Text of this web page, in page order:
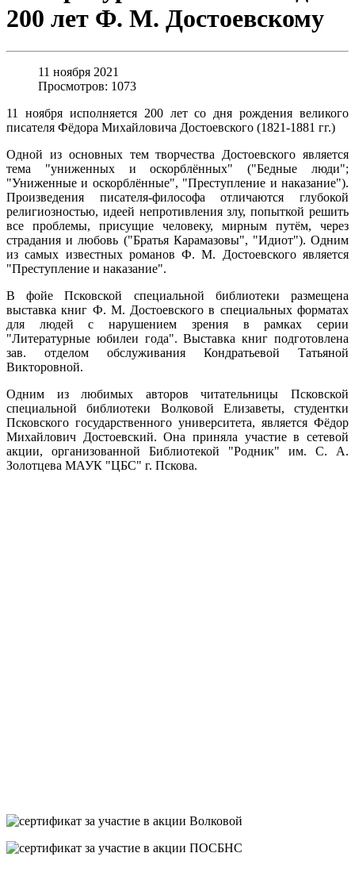
200 лет Ф. М. Достоевскому
11 ноября 2021
Просмотров: 1073
11 ноября исполняется 200 лет со дня рождения великого
писателя Фёдора Михайловича Достоевского (1821-1881 гг.)
Одной из основных тем творчества Достоевского является
тема "униженных и оскорблённых" ("Бедные люди";
"Униженные и оскорблённые", "Преступление и наказание").
Произведения писателя-философа отличаются глубокой
религиозностью, идеей непротивления злу, попыткой решить
все проблемы, присущие человеку, мирным путём, через
страдания и любовь ("Братья Карамазовы", "Идиот"). Одним
из самых известных романов Ф. М. Достоевского является
"Преступление и наказание".
В фойе Псковской специальной библиотеки размещена
выставка книг Ф. М. Достоевского в специальных форматах
для людей с нарушением зрения в рамках серии
"Литературные юбилеи года". Выставка книг подготовлена
зав. отделом обслуживания Кондратьевой Татьяной
Викторовной.
Одним из любимых авторов читательницы Псковской
специальной библиотеки Волковой Елизаветы, студентки
Псковского государственного университета, является Фёдор
Михайлович Достоевский. Она приняла участие в сетевой
акции, организованной Библиотекой "Родник" им. С. А.
Золотцева МАУК "ЦБС" г. Пскова.